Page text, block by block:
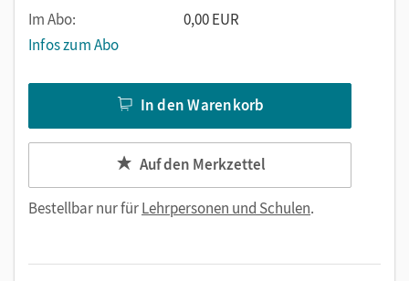
Im Abo:
0,00 EUR
Infos zum Abo
In den Warenkorb
Auf den Merkzettel
Bestellbar nur fürLehrpersonen und Schulen.